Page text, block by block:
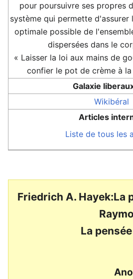
pour poursuivre ses propres
système qui permette d'assurer
optimale possible de
dispersées dans le
« Laisser la loi aux mains de
confier le pot de crème à
Galaxie
Wikibéral
Articles
Liste de tous les
Friedrich A. Hayek:La
La